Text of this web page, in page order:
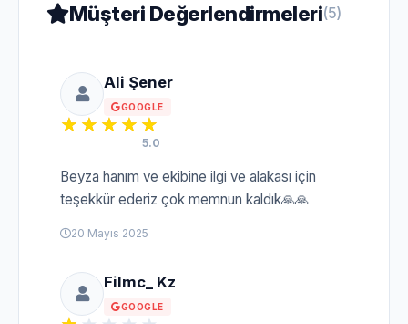
Müşteri Değerlendirmeleri(5)
Ali Şener
GOOGLE
5.0
Beyza hanım ve ekibine ilgi ve alakası için
teşekkür ederiz çok memnun kaldık🙏🙏
20 Mayıs 2025
Filmc_ Kz
GOOGLE